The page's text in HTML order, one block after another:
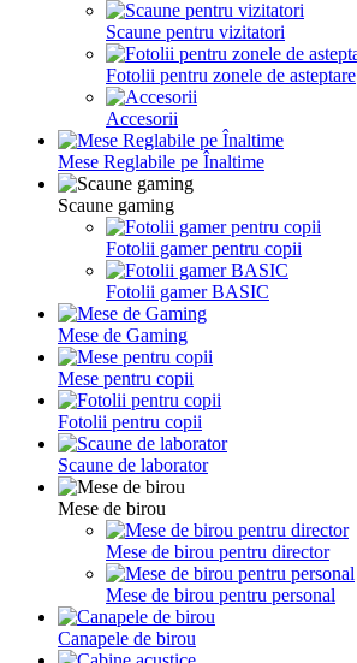
Scaune pentru vizitatori
Fotolii pentru zonele de asteptare
Accesorii
Mese Reglabile pe Înaltime
Scaune gaming
Fotolii gamer pentru copii
Fotolii gamer BASIC
Mese de Gaming
Mese pentru copii
Fotolii pentru copii
Scaune de laborator
Mese de birou
Mese de birou pentru director
Mese de birou pentru personal
Canapele de birou